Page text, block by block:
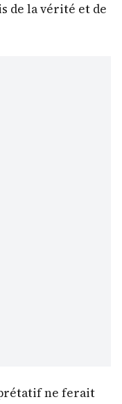
de la vérité et de
ne ferait